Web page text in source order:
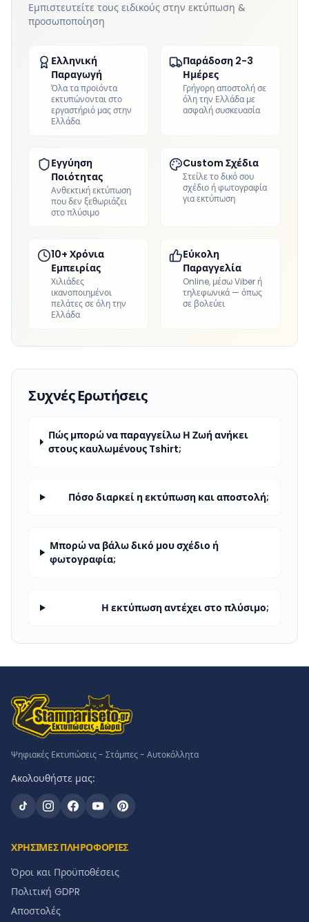
Εμπιστευτείτε τους ειδικούς στην εκτύπωση &
προσωποποίηση
Ελληνική
Παραγωγή
Όλα τα προϊόντα
εκτυπώνονται στο
εργαστήριό μας στην
Ελλάδα
Παράδοση 2-3
Ημέρες
Γρήγορη αποστολή σε
όλη την Ελλάδα με
ασφαλή συσκευασία
Εγγύηση
Ποιότητας
Ανθεκτική εκτύπωση
που δεν ξεθωριάζει
στο πλύσιμο
Custom Σχέδια
Στείλε το δικό σου
σχέδιο ή φωτογραφία
για εκτύπωση
10+ Χρόνια
Εμπειρίας
Χιλιάδες
ικανοποιημένοι
πελάτες σε όλη την
Ελλάδα
Εύκολη
Παραγγελία
Online, μέσω Viber ή
τηλεφωνικά — όπως
σε βολεύει
Συχνές Ερωτήσεις
Πώς μπορώ να παραγγείλω Η Ζωή ανήκει
στους καυλωμένους Tshirt;
Πόσο διαρκεί η εκτύπωση και αποστολή;
Μπορώ να βάλω δικό μου σχέδιο ή
φωτογραφία;
Η εκτύπωση αντέχει στο πλύσιμο;
Ψηφιακές Εκτυπώσεις - Στάμπες - Αυτοκόλλητα
Ακολουθήστε μας:
ΧΡΗΣΙΜΕΣ ΠΛΗΡΟΦΟΡΙΕΣ
Όροι και Προϋποθέσεις
Πολιτική GDPR
Αποστολές